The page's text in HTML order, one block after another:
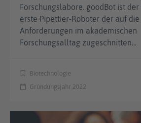
Forschungslabore. goodBot ist der
erste Pipettier-Roboter der auf die
Anforderungen im akademischen
Forschungsalltag zugeschnitten…
Biotechnologie
Gründungsjahr 2022